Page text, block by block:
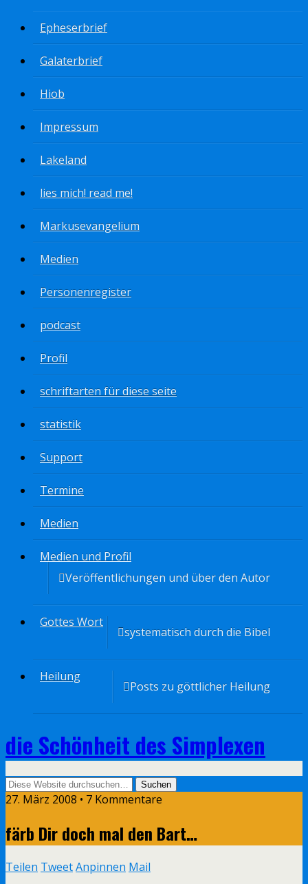
Epheserbrief
Galaterbrief
Hiob
Impressum
Lakeland
lies mich! read me!
Markusevangelium
Medien
Personenregister
podcast
Profil
schriftarten für diese seite
statistik
Support
Termine
Medien
Medien und Profil
Veröffentlichungen und über den Autor
Gottes Wort
systematisch durch die Bibel
Heilung
Posts zu göttlicher Heilung
die Schönheit des Simplexen
27. März 2008 • 7 Kommentare
färb Dir doch mal den Bart…
Teilen TweetAnpinnen Mail